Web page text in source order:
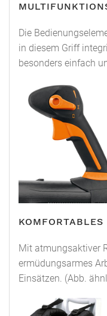
Die
in diesem Griff
besonders einfach
KOMFORTABLES
Mit atmungsaktiver
ermüdungsarmes
Einsätzen. (Abb.